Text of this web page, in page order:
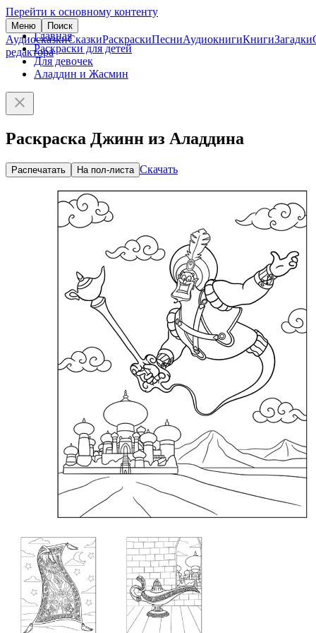
Перейти к основному контенту
Меню Поиск
АудиосказкиСказкиРаскраскиПесниАудиокнигиКнигиЗагадки
редактора
Главная
Раскраски для детей
Для девочек
Аладдин и Жасмин
Раскраска Джинн из Аладдина
Распечатать На пол-листа Скачать